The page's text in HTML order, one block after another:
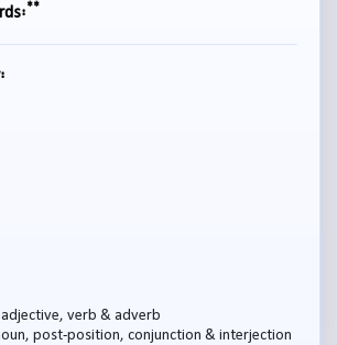
**
verb & adverb
post-position, conjunction & interjection